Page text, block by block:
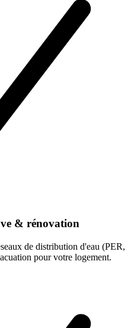
& rénovation
de distribution d'eau (PER,
pour votre logement.